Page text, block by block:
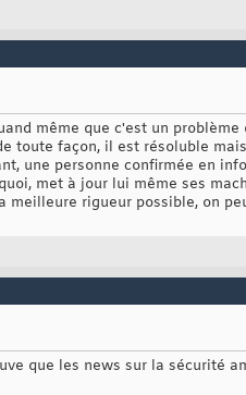
même que c'est un
toute façon, il est résoluble
une personne confirmée en
met à jour lui même ses
meilleure rigueur possible, on
que les news sur la sécurité